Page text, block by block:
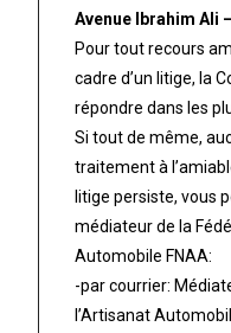
Avenue Ibrahim Ali
Pour tout recours
cadre d’un litige, la
répondre dans les
Si tout de même,
traitement à
litige persiste, vous
médiateur de la
Automobile FNAA:
-par courrier:
l’Artisanat